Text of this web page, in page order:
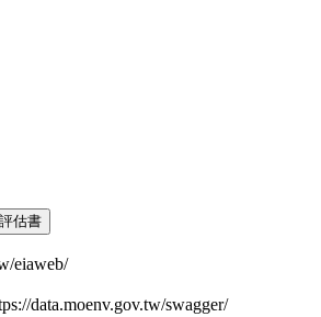
評估書
eiaweb/
data.moenv.gov.tw/swagger/